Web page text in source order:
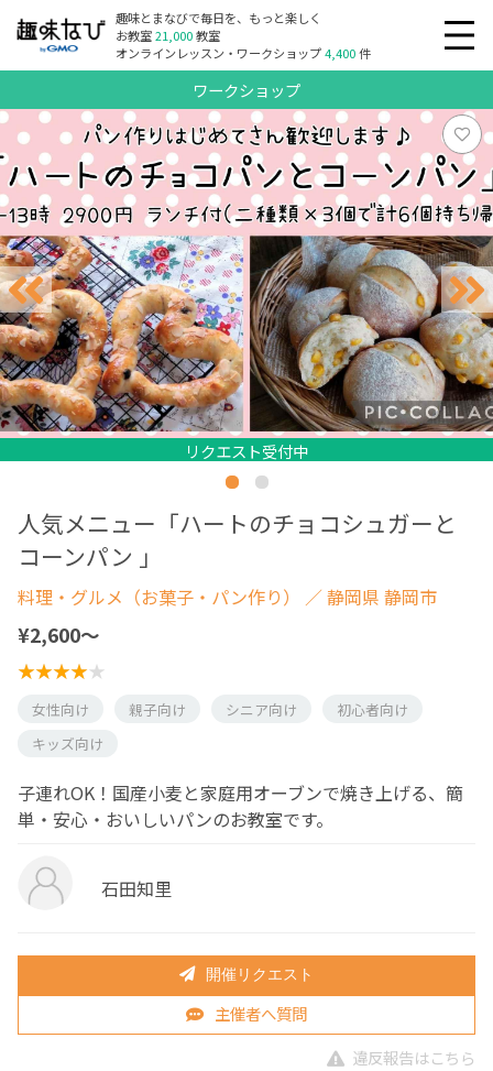
趣味とまなびで毎日を、もっと楽しく
お教室21,000教室
オンラインレッスン・ワークショップ4,400件
ワークショップ
リクエスト受付中
リクエスト受付中
リクエスト受付中
人気メニュー「ハートのチョコシュガーと
コーンパン 」
料理・グルメ（お菓子・パン作り） ／ 静岡県 静岡市
¥2,600〜
女性向け 親子向け シニア向け
初心者向け
キッズ向け
子連れOK！国産小麦と家庭用オーブンで焼き上げる、簡
単・安心・おいしいパンのお教室です。
石田知里
開催リクエスト
主催者へ質問
違反報告はこちら